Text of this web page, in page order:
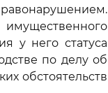
у него статуса
по делу об
обстоятельств